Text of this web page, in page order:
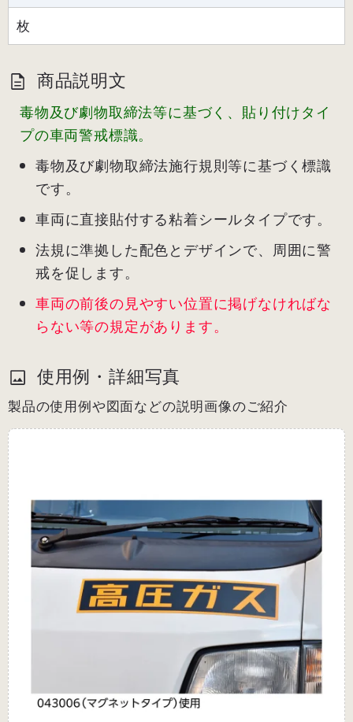
枚
商品説明文
毒物及び劇物取締法等に基づく、貼り付けタイ
プの車両警戒標識。
毒物及び劇物取締法施行規則等に基づく標識
です。
車両に直接貼付する粘着シールタイプです。
法規に準拠した配色とデザインで、周囲に警
戒を促します。
車両の前後の見やすい位置に掲げなければな
らない等の規定があります。
使用例・詳細写真
製品の使用例や図面などの説明画像のご紹介